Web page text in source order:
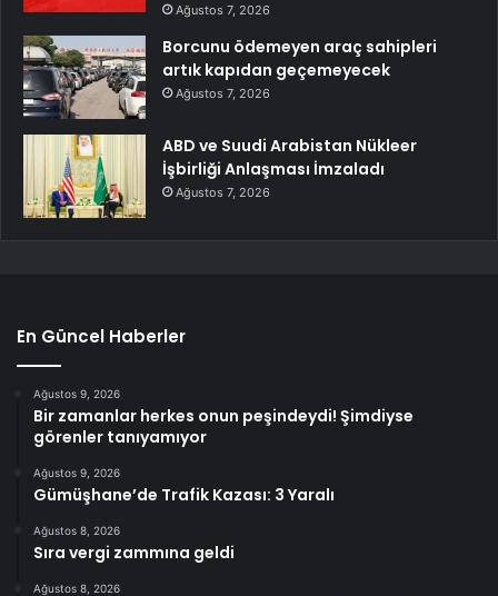
Ağustos 7, 2026
Borcunu ödemeyen araç sahipleri
artık kapıdan geçemeyecek
Ağustos 7, 2026
ABD ve Suudi Arabistan Nükleer
İşbirliği Anlaşması İmzaladı
Ağustos 7, 2026
En Güncel Haberler
Ağustos 9, 2026
Bir zamanlar herkes onun peşindeydi! Şimdiyse
görenler tanıyamıyor
Ağustos 9, 2026
Gümüşhane’de Trafik Kazası: 3 Yaralı
Ağustos 8, 2026
Sıra vergi zammına geldi
Ağustos 8, 2026